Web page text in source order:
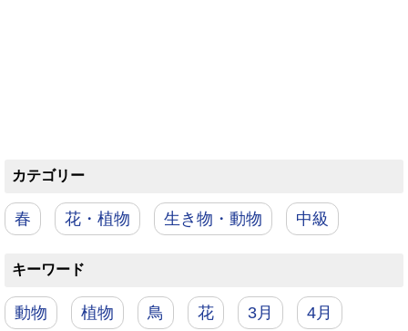
カテゴリー
春 花・植物 生き物・動物 中級
キーワード
動物 植物 鳥 花 3月 4月